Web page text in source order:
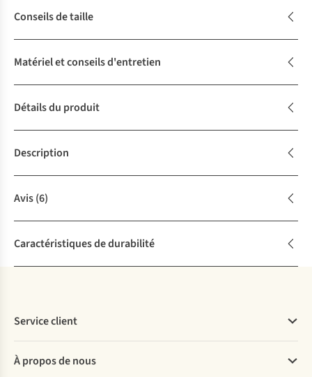
Conseils de taille
Matériel et conseils d'entretien
Détails du produit
Description
Avis(6)
Caractéristiques de durabilité
Service client
Commander
À propos de nous